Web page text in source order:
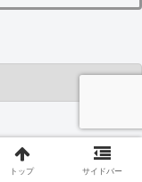
トップ サイドバー